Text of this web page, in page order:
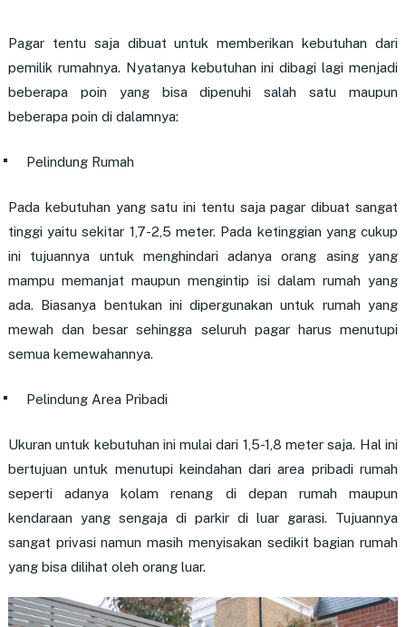
Pagar tentu saja dibuat untuk memberikan kebutuhan dari
pemilik rumahnya. Nyatanya kebutuhan ini dibagi lagi menjadi
beberapa poin yang bisa dipenuhi salah satu maupun
beberapa poin di dalamnya:
Pelindung Rumah
Pada kebutuhan yang satu ini tentu saja pagar dibuat sangat
tinggi yaitu sekitar 1,7-2,5 meter. Pada ketinggian yang cukup
ini tujuannya untuk menghindari adanya orang asing yang
mampu memanjat maupun mengintip isi dalam rumah yang
ada. Biasanya bentukan ini dipergunakan untuk rumah yang
mewah dan besar sehingga seluruh pagar harus menutupi
semua kemewahannya.
Pelindung Area Pribadi
Ukuran untuk kebutuhan ini mulai dari 1,5-1,8 meter saja. Hal ini
bertujuan untuk menutupi keindahan dari area pribadi rumah
seperti adanya kolam renang di depan rumah maupun
kendaraan yang sengaja di parkir di luar garasi. Tujuannya
sangat privasi namun masih menyisakan sedikit bagian rumah
yang bisa dilihat oleh orang luar.